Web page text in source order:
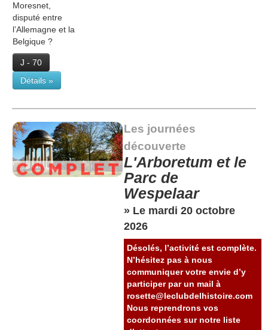
Moresnet,
disputé entre
l’Allemagne et la
Belgique ?
J - 70
Détails »
Les journées
découverte
L'Arboretum et le
Parc de
Wespelaar
» Le mardi 20 octobre
2026
Désolés, l’activité est complète.
N’hésitez pas à nous
communiquer votre envie d’y
participer par un mail à
rosette@leclubdelhistoire.com
Nous reprendrons vos
coordonnées sur notre liste